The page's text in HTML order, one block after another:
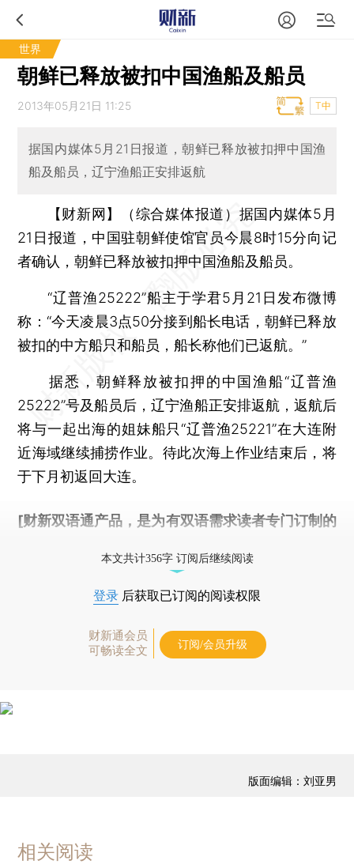
世界
朝鲜已释放被扣中国渔船及船员
2013年05月21日 11:25 T中
据国内媒体5月21日报道，朝鲜已释放被扣押中国渔
船及船员，辽宁渔船正安排返航
【财新网】（综合媒体报道） 据国内媒体5月
21日报道，中国驻朝鲜使馆官员今晨8时15分向记
者确认，朝鲜已释放被扣押中国渔船及船员。
“辽普渔25222”船主于学君5月21日发布微博
称：“今天凌晨3点50分接到船长电话，朝鲜已释放
被扣的中方船只和船员，船长称他们已返航。”
据悉，朝鲜释放被扣押的中国渔船“辽普渔
25222”号及船员后，辽宁渔船正安排返航，返航后
将与一起出海的姐妹船只“辽普渔25221”在大连附
近海域继续捕捞作业。待此次海上作业结束后，将
于下月初返回大连。
[财新双语通产品，是为有双语需求读者专门订制的
本文共计356字 订阅后继续阅读
登录 后获取已订阅的阅读权限
财新通会员
可畅读全文
订阅/会员升级
版面编辑：刘亚男
相关阅读